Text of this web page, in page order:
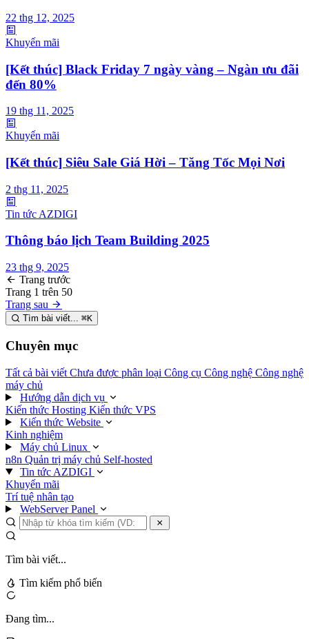
22 thg 12, 2025
Khuyến mãi
[Kết thúc] Black Friday 7 ngày vàng – Ngàn ưu đãi
đến 80%
19 thg 11, 2025
Khuyến mãi
[Kết thúc] Siêu Sale Giá Hời – Tăng Tốc Mọi Nơi
2 thg 11, 2025
Tin tức AZDIGI
Thông báo lịch Team Building 2025
23 thg 9, 2025
Trang trước
Trang 1 trên 50
Trang sau
Tìm bài viết... ⌘K
Chuyên mục
Tất cả bài viết Chưa được phân loại Công cụ Công nghệ Công nghệ
máy chủ
Hướng dẫn dịch vụ
Kiến thức Hosting Kiến thức VPS
Kiến thức Website
Kinh nghiệm
Máy chủ Linux
n8n Quản trị máy chủ Self-hosted
Tin tức AZDIGI
Khuyến mãi
Trí tuệ nhân tạo
WebServer Panel
Tìm bài viết...
Tìm kiếm phổ biến
Đang tìm...